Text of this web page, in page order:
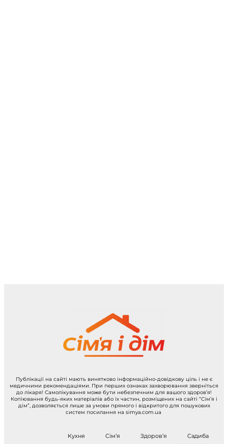
Публікації на сайті мають винятково інформаційно-довідкову ціль і не є
медичними рекомендаціями. При перших ознаках захворювання зверніться
до лікаря! Самолікування може бути небезпечним для вашого здоров’я!
Копіювання будь-яких матеріалів або їх частин, розміщених на сайті “Сім’я і
дім”, дозволяється лише за умови прямого і відкритого для пошукових
систем посилання на simya.com.ua
Кухня Сім’я Здоров’я
Садиба